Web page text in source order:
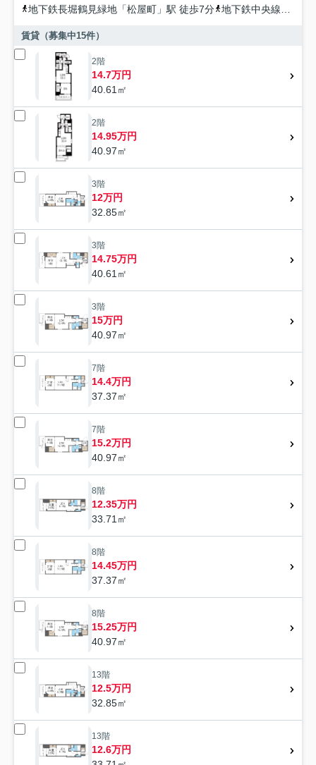
地下鉄長堀鶴見緑地 「松屋町 」駅 徒歩7分 地下鉄中央線「
賃貸（募集中15件）
2階
14.7万円
40.61㎡
2階
14.95万円
40.97㎡
3階
12万円
32.85㎡
3階
14.75万円
40.61㎡
3階
15万円
40.97㎡
7階
14.4万円
37.37㎡
7階
15.2万円
40.97㎡
8階
12.35万円
33.71㎡
8階
14.45万円
37.37㎡
8階
15.25万円
40.97㎡
13階
12.5万円
32.85㎡
13階
12.6万円